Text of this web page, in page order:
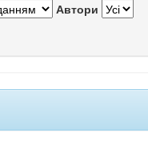
Автори